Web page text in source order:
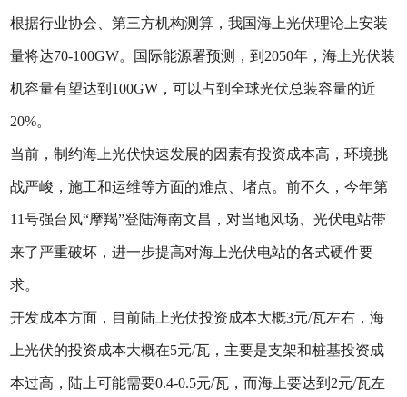
根据行业协会、第三方机构测算，我国海上光伏理论上安装
量将达70-100GW。国际能源署预测，到2050年，海上光伏装
机容量有望达到100GW，可以占到全球光伏总装容量的近
20%。
当前，制约海上光伏快速发展的因素有投资成本高，环境挑
战严峻，施工和运维等方面的难点、堵点。前不久，今年第
11号强台风“摩羯”登陆海南文昌，对当地风场、光伏电站带
来了严重破坏，进一步提高对海上光伏电站的各式硬件要
求。
开发成本方面，目前陆上光伏投资成本大概3元/瓦左右，海
上光伏的投资成本大概在5元/瓦，主要是支架和桩基投资成
本过高，陆上可能需要0.4-0.5元/瓦，而海上要达到2元/瓦左